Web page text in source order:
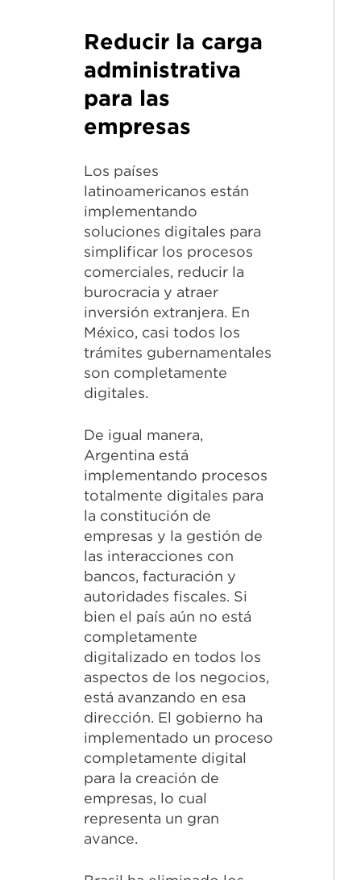
Reducir la carga
administrativa
para las
empresas
Los países
latinoamericanos están
implementando
soluciones digitales para
simplificar los procesos
comerciales, reducir la
burocracia y atraer
inversión extranjera. En
México, casi todos los
trámites gubernamentales
son completamente
digitales.
De igual manera,
Argentina está
implementando procesos
totalmente digitales para
la constitución de
empresas y la gestión de
las interacciones con
bancos, facturación y
autoridades fiscales. Si
bien el país aún no está
completamente
digitalizado en todos los
aspectos de los negocios,
está avanzando en esa
dirección. El gobierno ha
implementado un proceso
completamente digital
para la creación de
empresas, lo cual
representa un gran
avance.